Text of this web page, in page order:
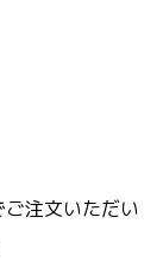
注文いただい